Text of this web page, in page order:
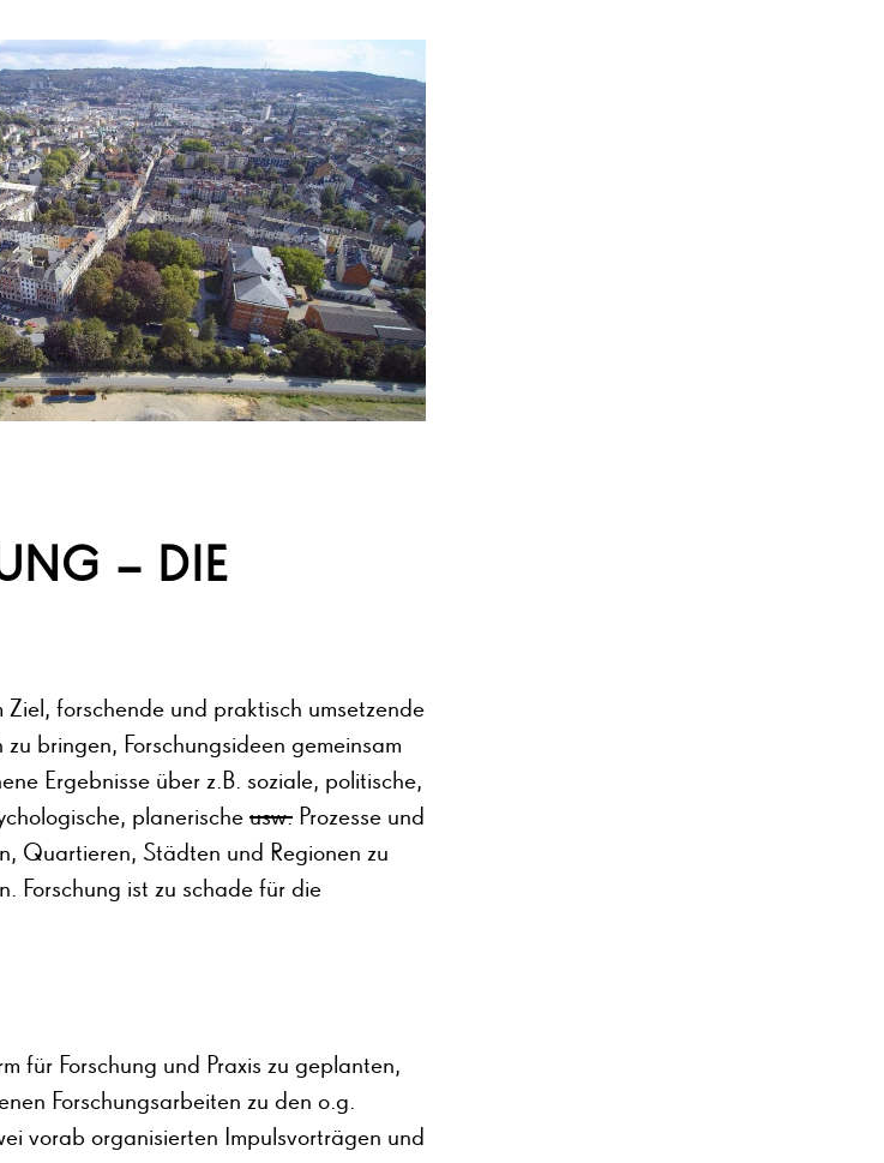
– DIE
Ziel, forschende und praktisch umsetzende
bringen, Forschungsideen gemeinsam
Ergebnisse über z.B. soziale, politische,
planerische usw. Prozesse und
Quartieren, Städten und Regionen zu
Forschung ist zu schade für die
für Forschung und Praxis zu geplanten,
Forschungsarbeiten zu den o.g.
vorab organisierten Impulsvorträgen und